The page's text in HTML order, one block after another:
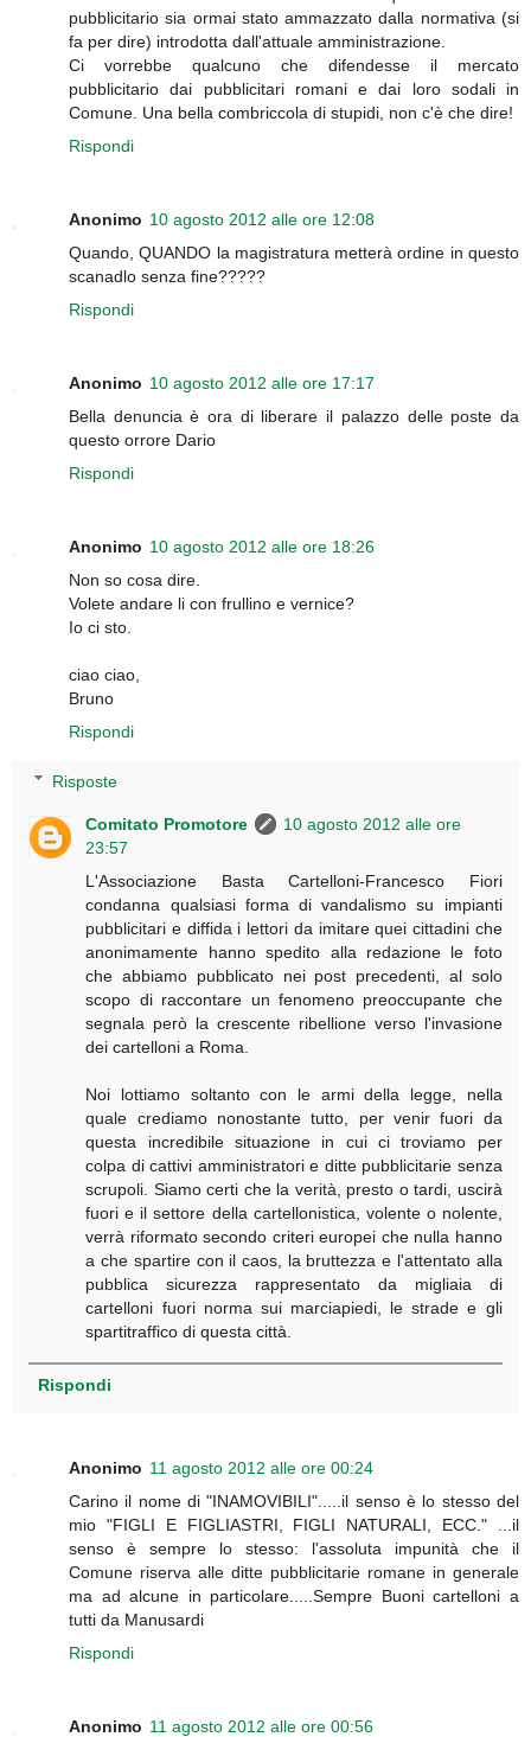
pubblicitario sia ormai stato ammazzato dalla normativa (si
fa per dire) introdotta dall'attuale amministrazione.
Ci vorrebbe qualcuno che difendesse il mercato
pubblicitario dai pubblicitari romani e dai loro sodali in
Comune. Una bella combriccola di stupidi, non c'è che dire!
Rispondi
Anonimo 10 agosto 2012 alle ore 12:08
Quando, QUANDO la magistratura metterà ordine in questo
scanadlo senza fine?????
Rispondi
Anonimo 10 agosto 2012 alle ore 17:17
Bella denuncia è ora di liberare il palazzo delle poste da
questo orrore Dario
Rispondi
Anonimo 10 agosto 2012 alle ore 18:26
Non so cosa dire.
Volete andare li con frullino e vernice?
Io ci sto.
ciao ciao,
Bruno
Rispondi
Risposte
Comitato Promotore
10 agosto 2012 alle ore
23:57
L'Associazione Basta Cartelloni-Francesco Fiori
condanna qualsiasi forma di vandalismo su impianti
pubblicitari e diffida i lettori da imitare quei cittadini che
anonimamente hanno spedito alla redazione le foto
che abbiamo pubblicato nei post precedenti, al solo
scopo di raccontare un fenomeno preoccupante che
segnala però la crescente ribellione verso l'invasione
dei cartelloni a Roma.
Noi lottiamo soltanto con le armi della legge, nella
quale crediamo nonostante tutto, per venir fuori da
questa incredibile situazione in cui ci troviamo per
colpa di cattivi amministratori e ditte pubblicitarie senza
scrupoli. Siamo certi che la verità, presto o tardi, uscirà
fuori e il settore della cartellonistica, volente o nolente,
verrà riformato secondo criteri europei che nulla hanno
a che spartire con il caos, la bruttezza e l'attentato alla
pubblica sicurezza rappresentato da migliaia di
cartelloni fuori norma sui marciapiedi, le strade e gli
spartitraffico di questa città.
Rispondi
Anonimo 11 agosto 2012 alle ore 00:24
Carino il nome di "INAMOVIBILI".....il senso è lo stesso del
mio "FIGLI E FIGLIASTRI, FIGLI NATURALI, ECC." ...il
senso è sempre lo stesso: l'assoluta impunità che il
Comune riserva alle ditte pubblicitarie romane in generale
ma ad alcune in particolare.....Sempre Buoni cartelloni a
tutti da Manusardi
Rispondi
Anonimo 11 agosto 2012 alle ore 00:56